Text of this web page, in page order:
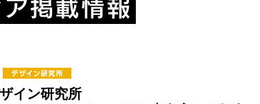
イン研究所